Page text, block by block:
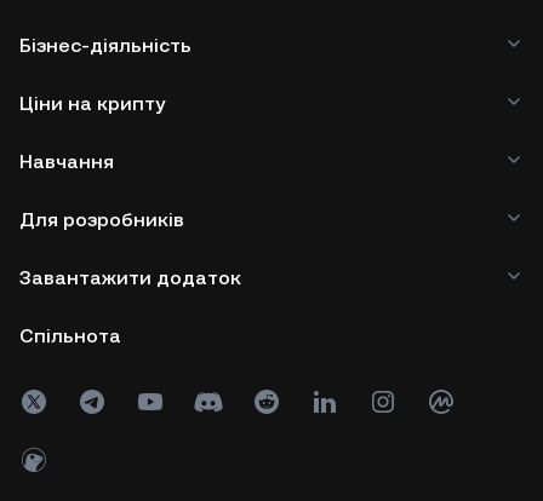
Бізнес-діяльність
Ціни на крипту
Навчання
Для розробників
Завантажити додаток
Спільнота